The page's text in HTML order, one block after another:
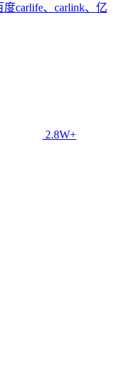
carlife、carlink、亿
2.8W+